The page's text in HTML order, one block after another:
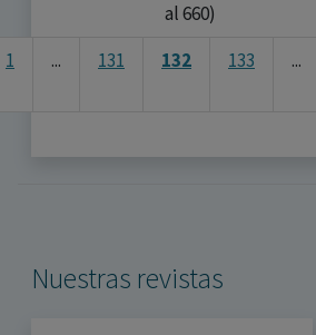
al 660)
1
... 131 132 133 ...
Nuestras revistas